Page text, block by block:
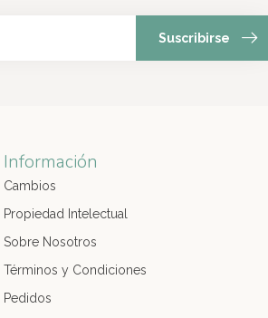
Suscribirse
Información
Cambios
Propiedad Intelectual
Sobre Nosotros
Términos y Condiciones
Pedidos